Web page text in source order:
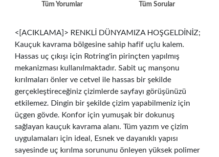
Tüm Yorumlar Tüm Sorular
<[ACIKLAMA]> RENKLİ DÜNYAMIZA HOŞGELDİNİZ;
Kauçuk kavrama bölgesine sahip hafif uçlu kalem.
Hassas uç çıkışı için Rotring'in pirinçten yapılmış
mekanizması kullanılmaktadır. Sabit uç manşonu
kırılmaları önler ve cetvel ile hassas bir şekilde
gerçekleştireceğiniz çizimlerde sayfayı görüşünüzü
etkilemez. Dingin bir şekilde çizim yapabilmeniz için
üçgen gövde. Konfor için yumuşak bir dokunuş
sağlayan kauçuk kavrama alanı. Tüm yazım ve çizim
uygulamaları için ideal, Esnek ve dayanıklı yapısı
sayesinde uç kırılma sorununu önleyen yüksek polimer